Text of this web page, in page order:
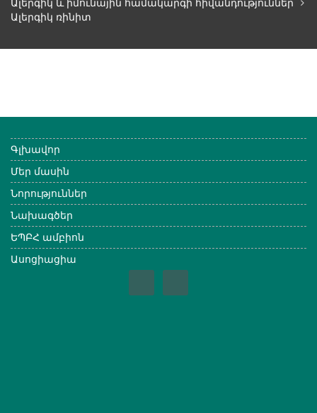
Ալերգիկ ռինիտ
Գլխավոր
Մեր մասին
Նորություններ
Նախագծեր
ԵՊԲՀ ամբիոն
Ասոցիացիա